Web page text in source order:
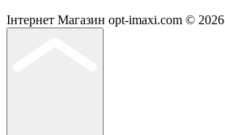
Інтернет Магазин opt-imaxi.com © 2026